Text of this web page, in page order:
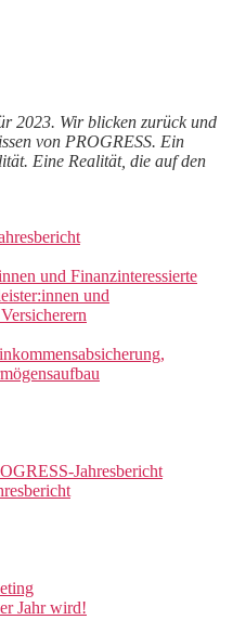
2023. Wir blicken zurück und
von PROGRESS. Ein
Eine Realität, die auf den
und Finanzinteressierte
und
Jahresbericht
Jahr wird!